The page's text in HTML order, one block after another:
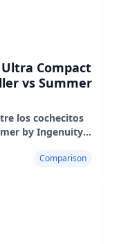
Compact
vs Summer
los cochecitos
by Ingenuity
Comparison